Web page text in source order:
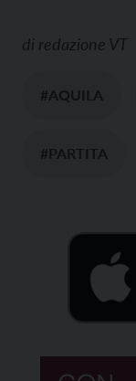
di redazione VT
#AQUILA
#PARTITA